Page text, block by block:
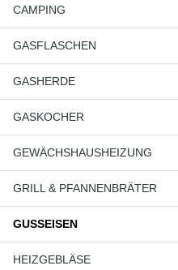
GASGRILL
HOLZKOHLEGRILL
CAMPING
GASFLASCHEN
GASHERDE
GASHERDE (BREITE 50 CM)
GASHERDE (BREITE 55 CM)
GASHERDE (BREITE 60 CM)
GASHERDE (BREITE 90 CM)
GASKOCHER
CAMPINGKOCHER
HAUSHALTSKOCHER
GEWÄCHSHAUSHEIZUNG
GRILL & PFANNENBRÄTER
GUSSEISEN
GRILLPLATTEN
HEIZGEBLÄSE